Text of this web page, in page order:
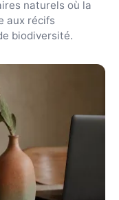
naturels où la
aux récifs
biodiversité.